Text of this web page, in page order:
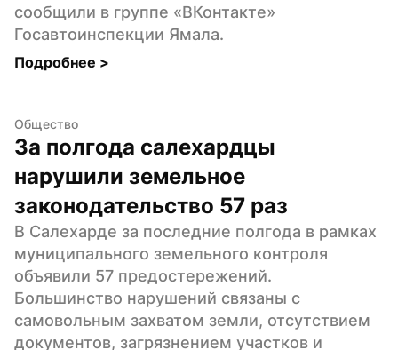
сообщили в группе «ВКонтакте»
Госавтоинспекции Ямала.
Подробнее >
Общество
За полгода салехардцы
нарушили земельное
законодательство 57 раз
В Салехарде за последние полгода в рамках
муниципального земельного контроля
объявили 57 предостережений.
Большинство нарушений связаны с
самовольным захватом земли, отсутствием
документов, загрязнением участков и